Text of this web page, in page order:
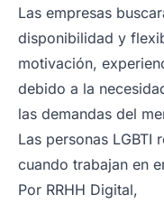
Las empresas
disponibilidad y
motivación,
debido a la
las demandas del
Las personas LGBTI
cuando trabajan en
Por RRHH Digital,